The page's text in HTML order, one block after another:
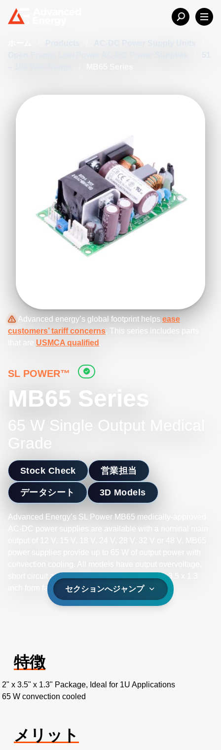
Advanced energy’s global footprint helps ease
customers’ tariff concerns. This series includes parts
that are USMCA qualified
SL POWER™
MB65 Series
65 W Single Output Medical
Grade
Stock Check 営業担当
データシート 3D Models
Advanced Energy’s SL Power MB65 medically-approved
AC-DC power supplies are available with a nominal main
short circuit and overload protection and a 2 x 3.5 x 1.3
inch form factor.
セクションへジャンプ
特徴
2" x 3.5" x 1.3" Package, Ideal for 1U Applications
65 W convection cooled
メリット